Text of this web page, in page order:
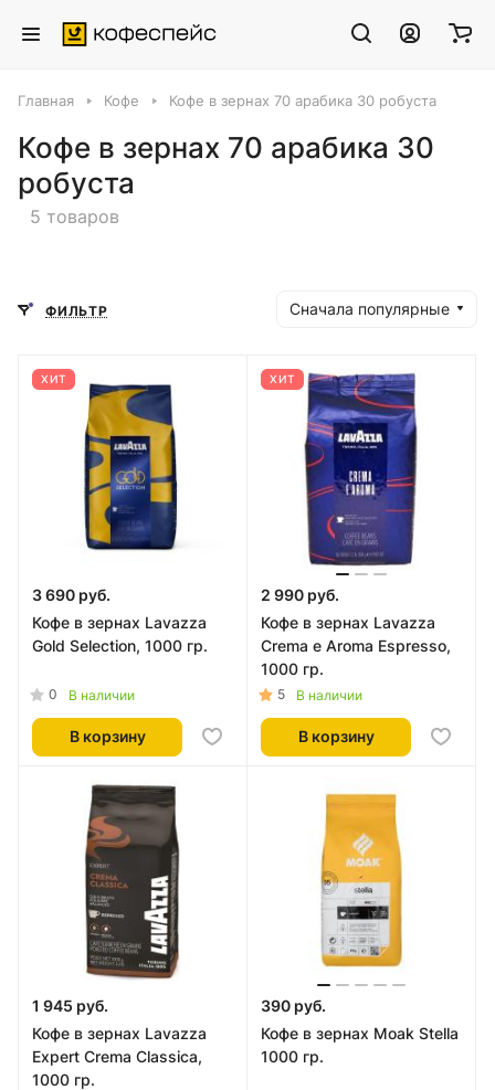
Главная Кофе Кофе в зернах 70 арабика 30 робуста
Кофе в зернах 70 арабика 30
робуста
5 товаров
ФИЛЬТР Сначала популярные
ХИТ
3 690 руб.
Кофе в зернах Lavazza
Gold Selection, 1000 гр.
0 В наличии
В корзину
ХИТ
2 990 руб.
Кофе в зернах Lavazza
Crema e Aroma Espresso,
1000 гр.
5 В наличии
В корзину
1 945 руб.
Кофе в зернах Lavazza
Expert Crema Classica,
1000 гр.
390 руб.
Кофе в зернах Moak Stella
1000 гр.